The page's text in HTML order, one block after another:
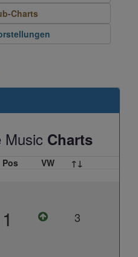
Charts
Music Charts
Pos VW ↑↓
1 3